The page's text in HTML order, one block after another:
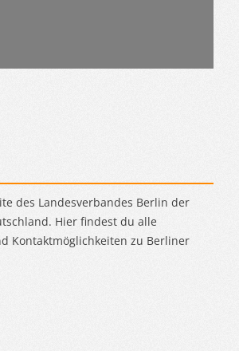
des Landesverbandes Berlin der
Hier findest du alle
Kontaktmöglichkeiten zu Berliner